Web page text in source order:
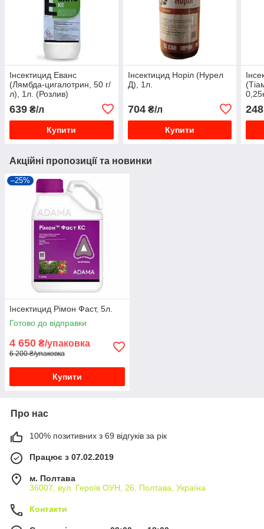
Інсектицид Еванс
(Лямбда-цигалотрин, 50 г/
л), 1л. (Розлив)
639 ₴/л
Купити
Інсектицид Норіл (Нурел
Д), 1л.
704₴/л
Купити
248
Акційні пропозиції та новинки
–25%
Інсектицид Рімон Фаст, 5л.
Готово до відправки
4 650 ₴/упаковка
6 200 ₴/упаковка
Купити
Про нас
100% позитивних з 69 відгуків за рік
Працює з 07.02.2019
м. Полтава
36007, вул. Героїв ОУН, 26, Полтава, Україна
Контакти